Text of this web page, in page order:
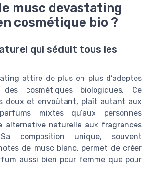
musc devastating
cosmétique bio ?
qui séduit tous les
attire de plus en plus d’adeptes
des cosmétiques biologiques. Ce
doux et envoûtant, plaît autant aux
mixtes qu’aux personnes
alternative naturelle aux fragrances
composition unique, souvent
de musc blanc, permet de créer
aussi bien pour femme que pour